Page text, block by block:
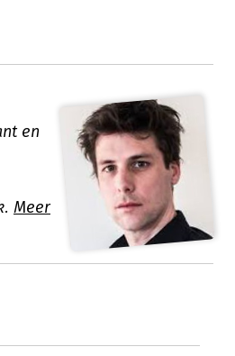
en
Meer